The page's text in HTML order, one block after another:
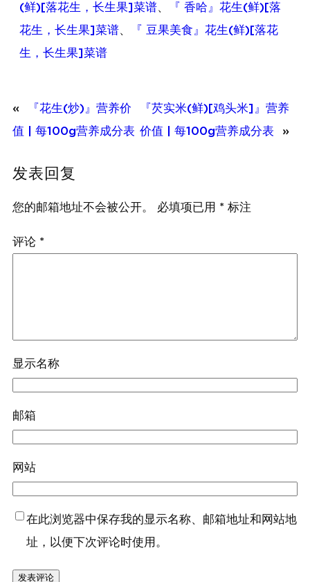
(鲜)[落花生，长生果]菜谱、
『 香哈』花生(鲜)[落
花生，长生果]菜谱、
『 豆果美食』花生(鲜)[落花
生，长生果]菜谱
«
『花生(炒)』营养价
值 | 每100g营养成分表
『芡实米(鲜)[鸡头米]』营养
价值 | 每100g营养成分表
»
发表回复
您的邮箱地址不会被公开。 必填项已用 * 标注
评论 *
显示名称
邮箱
网站
在此浏览器中保存我的显示名称、邮箱地址和网站地
址，以便下次评论时使用。